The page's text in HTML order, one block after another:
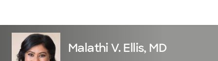
Malathi V. Ellis, MD